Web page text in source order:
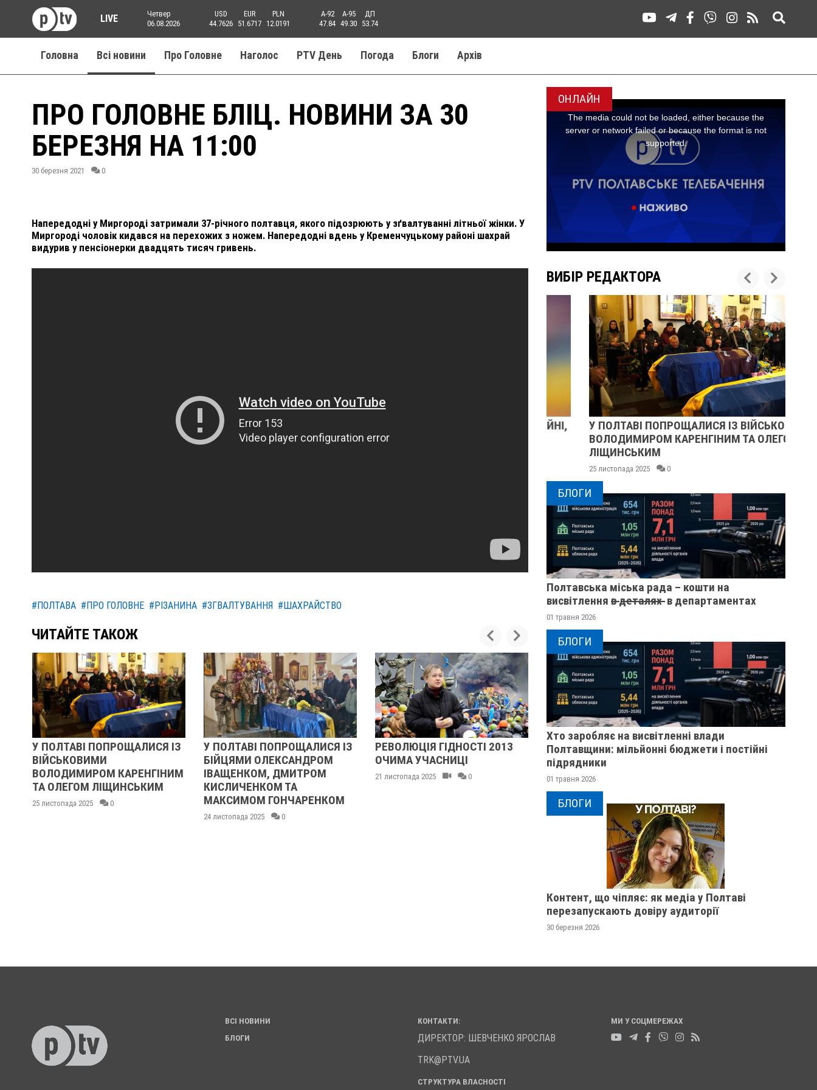
LIVE
Четвер
06.08.2026
USD
44.7626
EUR
51.6717
PLN
12.0191
A-92
47.84
A-95
49.30
ДП
53.74
Головна Всі новини Про Головне Наголос PTV День Погода Блоги Aрхів
ПРО ГОЛОВНЕ БЛІЦ. НОВИНИ ЗА 30
БЕРЕЗНЯ НА 11:00
30 березня 2021 0
Напередодні у Миргороді затримали 37-річного полтавця, якого підозрюють у зґвалтуванні літньої жінки. У
Миргороді чоловік кидався на перехожих з ножем. Напередодні вдень у Кременчуцькому районі шахрай
видурив у пенсіонерки двадцять тисяч гривень.
#ПОЛТАВА #ПРО ГОЛОВНЕ #РІЗАНИНА #ЗГВАЛТУВАННЯ #ШАХРАЙСТВО
ЧИТАЙТЕ ТАКОЖ
У ПОЛТАВІ ПОПРОЩАЛИСЯ ІЗ
ВІЙСЬКОВИМИ
ВОЛОДИМИРОМ КАРЕНГІНИМ
ТА ОЛЕГОМ ЛІЩИНСЬКИМ
25 листопада 2025 0
У ПОЛТАВІ ПОПРОЩАЛИСЯ ІЗ
БІЙЦЯМИ ОЛЕКСАНДРОМ
ІВАЩЕНКОМ, ДМИТРОМ
КИСЛИЧЕНКОМ ТА
МАКСИМОМ ГОНЧАРЕНКОМ
24 листопада 2025 0
РЕВОЛЮЦІЯ ГІДНОСТІ 2013
ОЧИМА УЧАСНИЦІ
21 листопада 2025 0
ЖІНКА ШТОВХНУЛА
ТЦКАШНИКА ПІД МАШИНУ -
МАШИНА НАЇХАЛА ЙОМУ НА
НОГУ
21 листопада 2025 0
ПОЛТАВСЬКИМ
ОНЛАЙН
ВИБІР РЕДАКТОРА
ПОЛІЦІЯ ПОЛТАВЩИНИ РОЗШУКУЄ 62-РІЧНУ
ПОМЕР ВОЇН ЮРІЙ ВОЙТИК
У ПОЛТАВІ ПОПРОЩАЛИСЯ ІЗ ВІЙСЬКОВИМИ
ВОЛОДИМИРОМ КАРЕНГІНИМ ТА ОЛЕГОМ
ЛІЩИНСЬКИМ
25 листопада 2025 0
БЛОГИ
Полтавська міська рада – кошти на
висвітлення в̶ ̶д̶е̶т̶а̶л̶я̶х̶ ̶ в департаментах
01 травня 2026
БЛОГИ
Хто заробляє на висвітленні влади
Полтавщини: мільйонні бюджети і постійні
підрядники
01 травня 2026
БЛОГИ
Контент, що чіпляє: як медіа у Полтаві
перезапускають довіру аудиторії
30 березня 2026
ВСІ НОВИНИ
БЛОГИ
КОНТАКТИ:
ДИРЕКТОР: ШЕВЧЕНКО ЯРОСЛАВ
TRK@PTV.UA
СТРУКТУРА ВЛАСНОСТІ
МИ У СОЦМЕРЕЖАХ